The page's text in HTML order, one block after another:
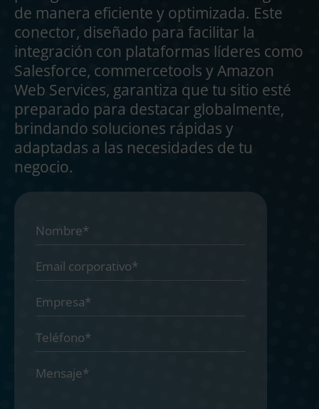
de manera eficiente y optimizada. Este
conector, diseñado para facilitar la
integración con plataformas líderes como
Salesforce, commercetools y Amazon
Web Services, garantiza que tu sitio esté
preparado para destacar globalmente,
brindando soluciones rápidas y
adaptadas a las necesidades de tu
negocio.